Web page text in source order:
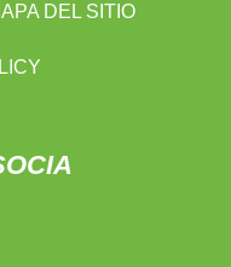
DEL SITIO